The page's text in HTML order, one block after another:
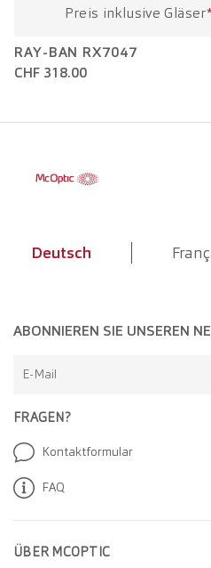
Preis inklusive Gläser
RAY-BAN RX7047
CHF 318.00
Deutsch
ÜBER MCOPTIC
FRAGEN?
Kontaktformular
FAQ
ABONNIEREN SIE UNSEREN
E-Mail